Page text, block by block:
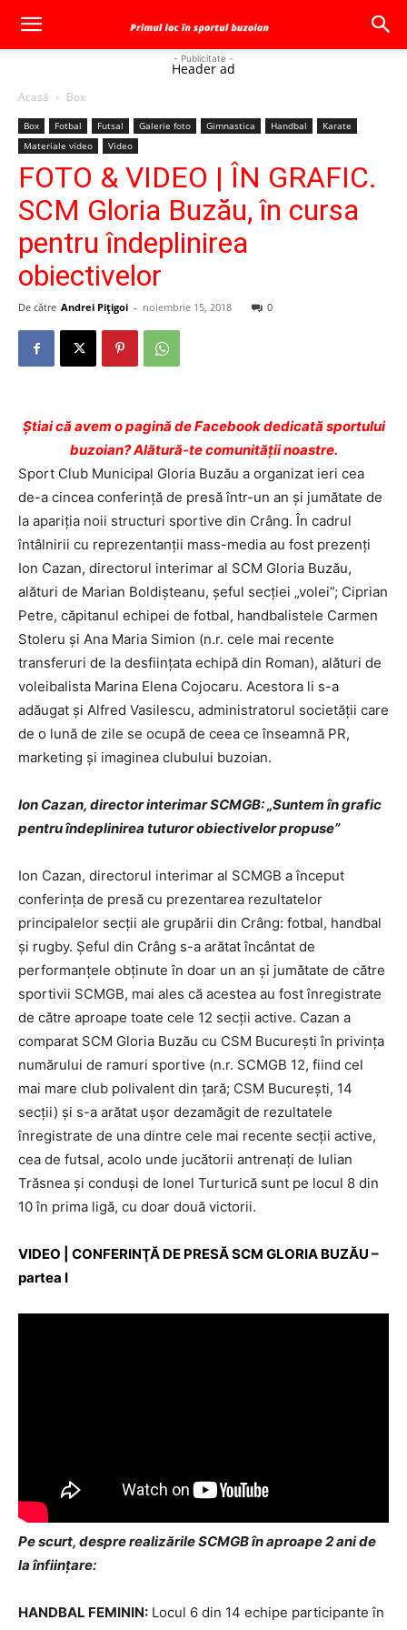
- Publicitate -
Header ad
Acasă Box
Box Fotbal Futsal Galerie foto Gimnastica Handbal
Karate
Materiale video
Video
FOTO & VIDEO | ÎN GRAFIC.
SCM Gloria Buzău, în cursa
pentru îndeplinirea
obiectivelor
De către Andrei Pițigoi - noiembrie 15, 2018 0
Ştiai că avem o pagină de Facebook dedicată sportului
buzoian? Alătură-te comunității noastre.
Sport Club Municipal Gloria Buzău a organizat ieri cea
de-a cincea conferinţă de presă într-un an şi jumătate de
la apariţia noii structuri sportive din Crâng. În cadrul
întâlnirii cu reprezentanţii mass-media au fost prezenţi
Ion Cazan, directorul interimar al SCM Gloria Buzău,
alături de Marian Boldişteanu, şeful secţiei „volei”; Ciprian
Petre, căpitanul echipei de fotbal, handbalistele Carmen
Stoleru şi Ana Maria Simion (n.r. cele mai recente
transferuri de la desfiinţata echipă din Roman), alături de
voleibalista Marina Elena Cojocaru. Acestora li s-a
adăugat şi Alfred Vasilescu, administratorul societăţii care
de o lună de zile se ocupă de ceea ce înseamnă PR,
marketing şi imaginea clubului buzoian.
Ion Cazan, director interimar SCMGB: „Suntem în grafic
pentru îndeplinirea tuturor obiectivelor propuse”
Ion Cazan, directorul interimar al SCMGB a început
conferinţa de presă cu prezentarea rezultatelor
principalelor secţii ale grupării din Crâng: fotbal, handbal
şi rugby. Şeful din Crâng s-a arătat încântat de
performanţele obţinute în doar un an şi jumătate de către
sportivii SCMGB, mai ales că acestea au fost înregistrate
de către aproape toate cele 12 secţii active. Cazan a
comparat SCM Gloria Buzău cu CSM Bucureşti în privinţa
numărului de ramuri sportive (n.r. SCMGB 12, fiind cel
mai mare club polivalent din ţară; CSM Bucureşti, 14
secţii) şi s-a arătat uşor dezamăgit de rezultatele
înregistrate de una dintre cele mai recente secţii active,
cea de futsal, acolo unde jucătorii antrenaţi de Iulian
Trăsnea şi conduşi de Ionel Turturică sunt pe locul 8 din
10 în prima ligă, cu doar două victorii.
VIDEO | CONFERINŢĂ DE PRESĂ SCM GLORIA BUZĂU –
partea I
Pe scurt, despre realizările SCMGB în aproape 2 ani de
la înfiinţare:
HANDBAL FEMININ: Locul 6 din 14 echipe participante în